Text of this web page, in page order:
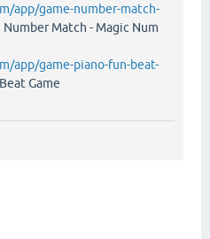
app/game-number-match-
Match - Magic Num
app/game-piano-fun-beat-
Game